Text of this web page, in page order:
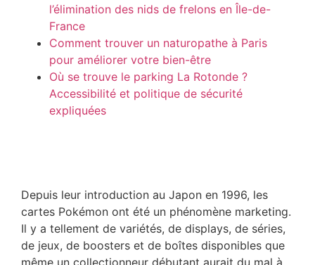
Depuis leur introduction au Japon en 1996, les
cartes Pokémon ont été un phénomène marketing.
Il y a tellement de variétés, de displays, de séries,
de jeux, de boosters et de boîtes disponibles que
même un collectionneur débutant aurait du mal à
l’élimination des nids de frelons en Île-de-
France
Comment trouver un naturopathe à Paris
pour améliorer votre bien-être
Où se trouve le parking La Rotonde ?
Accessibilité et politique de sécurité
expliquées